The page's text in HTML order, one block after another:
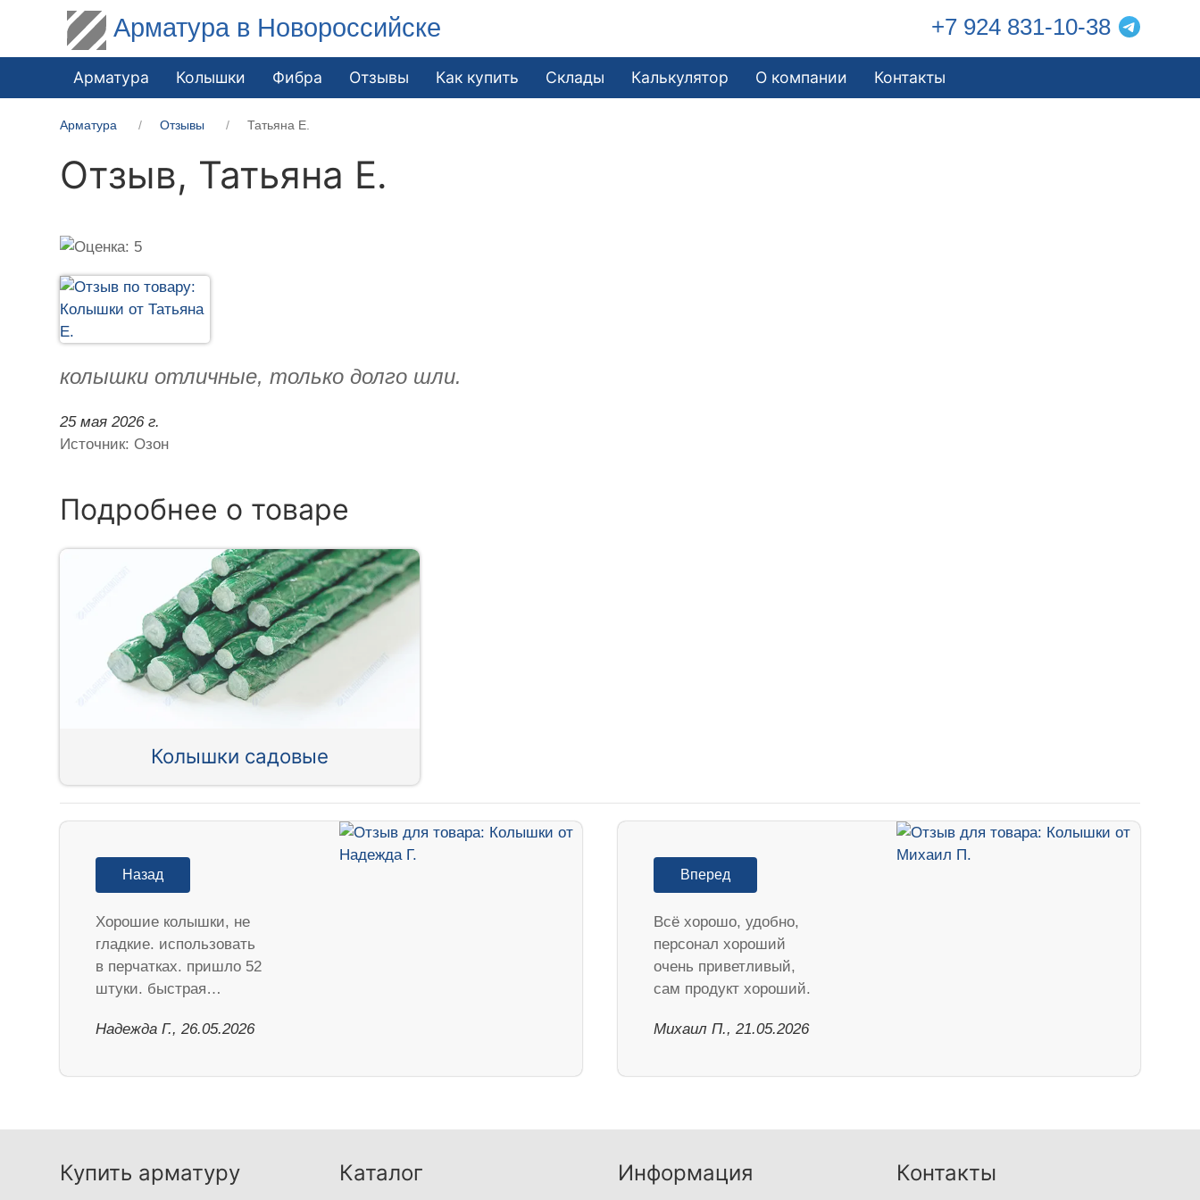
Арматура в Новороссийске +7 924 831-10-38
Арматура Колышки Фибра Отзывы Как купить Склады Калькулятор О компании Контакты
Арматура Отзывы Татьяна Е.
Отзыв, Татьяна Е.
колышки отличные, только долго шли.
25 мая 2026 г.
Источник: Озон
Подробнее о товаре
Колышки садовые
Назад
Хорошие колышки, не
гладкие. использовать
в перчатках. пришло 52
штуки. быстрая…
Надежда Г., 26.05.2026
Вперед
Всё хорошо, удобно,
персонал хороший
очень приветливый,
сам продукт хороший.
Михаил П., 21.05.2026
Купить арматуру Каталог Информация Контакты